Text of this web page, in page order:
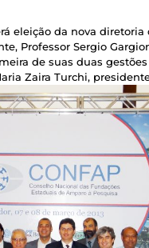
eleição da nova
Professor Sergio
de suas duas
Zaira Turchi,